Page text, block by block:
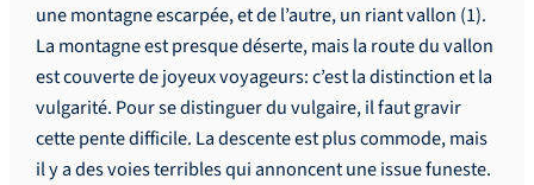
une montagne escarpée, et de l’autre, un riant vallon (1).
La montagne est presque déserte, mais la route du vallon
est couverte de joyeux voyageurs: c’est la distinction et la
vulgarité. Pour se distinguer du vulgaire, il faut gravir
cette pente difficile. La descente est plus commode, mais
il y a des voies terribles qui annoncent une issue funeste.